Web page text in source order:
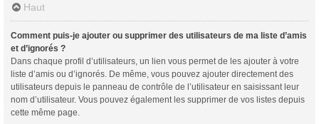
Haut
Comment puis-je ajouter ou supprimer des utilisateurs de ma liste d’amis
et d’ignorés ?
Dans chaque profil d’utilisateurs, un lien vous permet de les ajouter à votre
liste d’amis ou d’ignorés. De même, vous pouvez ajouter directement des
utilisateurs depuis le panneau de contrôle de l’utilisateur en saisissant leur
nom d’utilisateur. Vous pouvez également les supprimer de vos listes depuis
cette même page.